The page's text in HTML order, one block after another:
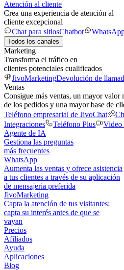
Atención al cliente
Crea una experiencia de atención al
cliente excepcional
Chat para sitiosChatbot
Todos los canales
Marketing
Transforma el tráfico en
clientes potenciales cualificados
JivoMarketingDevolución de
Ventas
Consigue más ventas, un mayor valor
de los pedidos y una mayor base de
Teléfono empresarial de JivoChat
Integraciones
Teléfono Plus Video
Agente de IA
Gestiona las preguntas
más frecuentes
WhatsApp
Aumenta las ventas y ofrece asistencia
a tus clientes a través de su aplicación
de mensajería preferida
JivoMarketing
Capta la atención de tus visitantes:
capta su interés antes de que se
vayan
Precios
Afiliados
Ayuda
Aplicaciones
Blog